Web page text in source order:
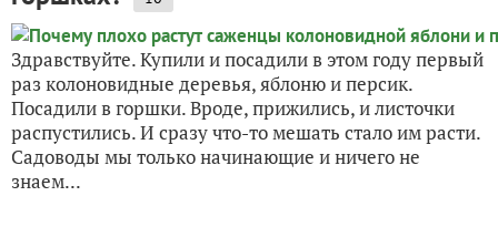
Здравствуйте. Купили и посадили в этом году первый
раз колоновидные деревья, яблоню и персик.
Посадили в горшки. Вроде, прижились, и листочки
распустились. И сразу что-то мешать стало им расти.
Садоводы мы только начинающие и ничего не
знаем...